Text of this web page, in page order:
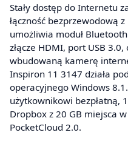
Stały dostęp do Internetu
łączność bezprzewodową
umożliwia moduł
złącze HDMI, port USB
wbudowaną kamerę
Inspiron 11 3147 działa
operacyjnego Windows
użytkownikowi bezpłatną,
Dropbox z 20 GB miejsca
PocketCloud 2.0.